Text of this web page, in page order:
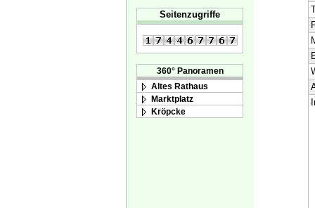
Seitenzugriffe
360° Panoramen
Altes Rathaus
Marktplatz
Kröpcke